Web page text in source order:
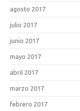
agosto 2017
julio 2017
junio 2017
mayo 2017
abril 2017
marzo 2017
febrero 2017